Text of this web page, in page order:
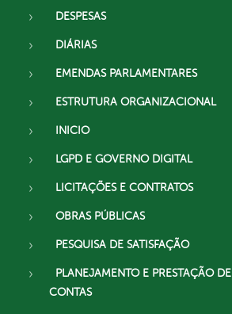
DESPESAS
DIÁRIAS
EMENDAS PARLAMENTARES
ESTRUTURA ORGANIZACIONAL
INICIO
LGPD E GOVERNO DIGITAL
LICITAÇÕES E CONTRATOS
OBRAS PÚBLICAS
PESQUISA DE SATISFAÇÃO
PLANEJAMENTO E PRESTAÇÃO DE
CONTAS